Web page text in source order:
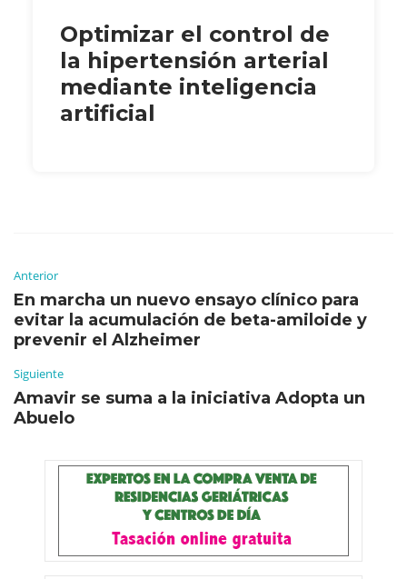
Optimizar el control de
la hipertensión arterial
mediante inteligencia
artificial
Anterior
En marcha un nuevo ensayo clínico para
evitar la acumulación de beta-amiloide y
prevenir el Alzheimer
Siguiente
Amavir se suma a la iniciativa Adopta un
Abuelo